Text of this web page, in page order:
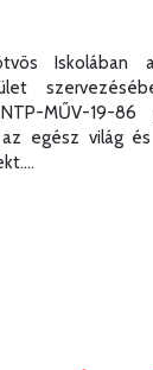
Iskolában
MŰV-19-86
egész világ